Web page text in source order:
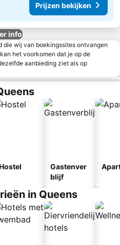
Prijzen bekijken
info
die wij van boekingssites ontvangen
het voorkomen dat je op de
aanbieding ziet als op
Gastenver
blijf
in Queens